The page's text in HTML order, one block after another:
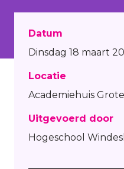
Datum
Dinsdag 18 maart
Locatie
Academiehuis
Uitgevoerd door
Hogeschool